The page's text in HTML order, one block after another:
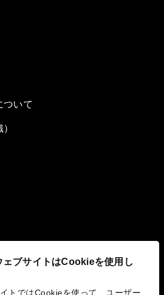
ェブサイトはCookieを使用し
トではCookieを使って、ユーザー
ついて
り組み